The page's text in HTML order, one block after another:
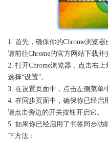
1. 首先，确保你的Chrome浏览
请前往Chrome的官方网站下载并
2. 打开Chrome浏览器，点击右
选择“设置”。
3. 在设置页面中，点击左侧菜单
4. 在同步页面中，确保你已经启
请点击旁边的开关按钮开启它。
5. 如果你已经启用了书签同步功
下方法：